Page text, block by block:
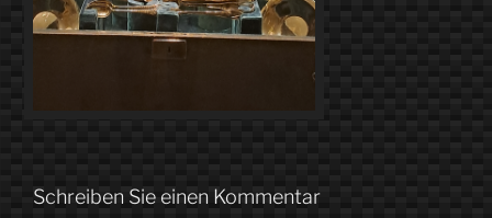
Schreiben Sie einen Kommentar